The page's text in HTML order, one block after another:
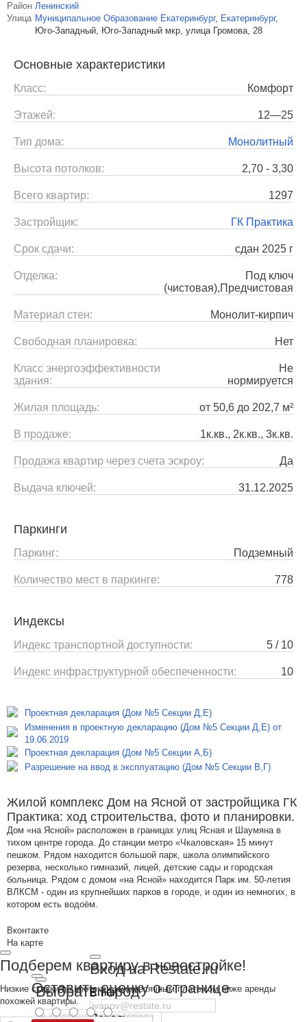
Выбрать город
Вход на Restate.ru
Email
Пароль
Район Ленинский
Улица Муниципальное Образование Екатеринбург, Екатеринбург,
Юго-Западный, Юго-Западный мкр, улица Громова, 28
Основные характеристики
Класс: Комфорт
Этажей: 12—25
Тип дома: Монолитный
Высота потолков: 2,70 - 3,30
Всего квартир: 1297
Застройщик: ГК Практика
Срок сдачи: сдан 2025 г
Отделка:
Под ключ
(чистовая),Предчистовая
Материал стен: Монолит-кирпич
Свободная планировка: Нет
Класс энергоэффективности
здания:
Не
нормируется
Жилая площадь: от 50,6 до 202,7 м²
В продаже: 1к.кв., 2к.кв., 3к.кв.
Продажа квартир через счета эскроу: Да
Выдача ключей: 31.12.2025
Паркинги
Паркинг: Подземный
Количество мест в паркинге: 778
Индексы
Индекс транспортной доступности: 5 / 10
Индекс инфраструктурной обеспеченности: 10
Проектная декларация (Дом №5 Секции Д,Е)
Изменения в проектную декларацию (Дом №5 Секции Д,Е) от
19.06.2019
Проектная декларация (Дом №5 Секции А,Б)
Разрешение на ввод в эксплуатацию (Дом №5 Секции В,Г)
Жилой комплекс Дом на Ясной от застройщика ГК
Практика: ход строительства, фото и планировки.
Дом «на Ясной» расположен в границах улиц Ясная и Шаумяна в
тихом центре города. До станции метро «Чкаловская» 15 минут
пешком. Рядом находится большой парк, школа олимпийского
резерва, несколько гимназий, лицей, детские сады и городская
больница. Рядом с домом «на Ясной» находится Парк им. 50-летия
ВЛКСМ - один из крупнейших парков в городе, и один из немногих, в
котором есть водоём.
Вконтакте
На карте
Подберем квартиру в новостройке!
Низкие ставки по ипотеке с ежемесячным платежом ниже аренды
похожей квартиры.
Оставить оценку о странице